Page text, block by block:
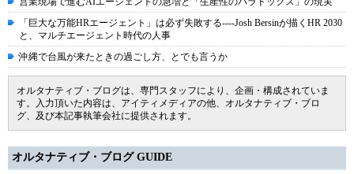
「巨大な万能HRエージェント」は必ず失敗する----Josh Bersinが描くHR 2030
と、マルチエージェント時代の人事
沖縄で台風が来たときの過ごし方、とでも言うか
オルタナティブ・ブログは、専門スタッフにより、企画・構成されていま
す。入力頂いた内容は、アイティメディアの他、オルタナティブ・ブロ
グ、及び本記事執筆会社に提供されます。
オルタナティブ・ブログ GUIDE